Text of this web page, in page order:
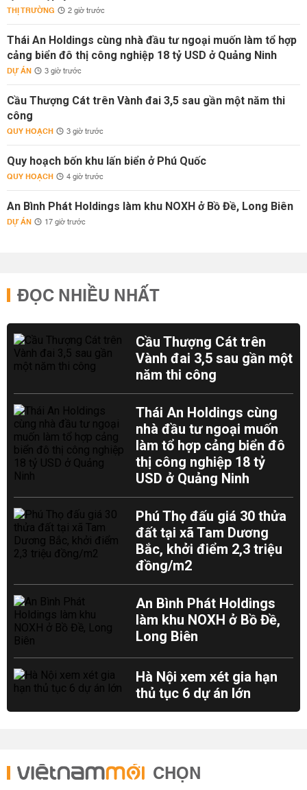
THỊ TRƯỜNG 2 giờ trước
Thái An Holdings cùng nhà đầu tư ngoại muốn làm tổ hợp
cảng biển đô thị công nghiệp 18 tỷ USD ở Quảng Ninh
DỰ ÁN 3 giờ trước
Cầu Thượng Cát trên Vành đai 3,5 sau gần một năm thi
công
QUY HOẠCH 3 giờ trước
Quy hoạch bốn khu lấn biển ở Phú Quốc
QUY HOẠCH 4 giờ trước
An Bình Phát Holdings làm khu NOXH ở Bồ Đề, Long Biên
DỰ ÁN 17 giờ trước
ĐỌC NHIỀU NHẤT
Cầu Thượng Cát trên
Vành đai 3,5 sau gần một
năm thi công
Thái An Holdings cùng
nhà đầu tư ngoại muốn
làm tổ hợp cảng biển đô
thị công nghiệp 18 tỷ
USD ở Quảng Ninh
Phú Thọ đấu giá 30 thửa
đất tại xã Tam Dương
Bắc, khởi điểm 2,3 triệu
đồng/m2
An Bình Phát Holdings
làm khu NOXH ở Bồ Đề,
Long Biên
Hà Nội xem xét gia hạn
thủ tục 6 dự án lớn
CHỌN